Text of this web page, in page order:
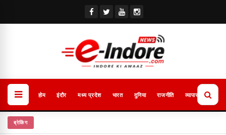
होम इंदौर मध्य प्रदेश भारत दुनिया राजनीति व्यापार खेल
ब्रेकिंग